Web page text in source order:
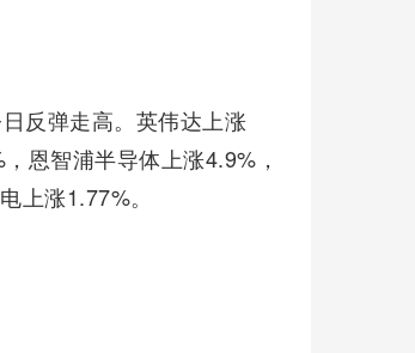
反弹走高。英伟达上涨
恩智浦半导体上涨4.9%，
上涨1.77%。